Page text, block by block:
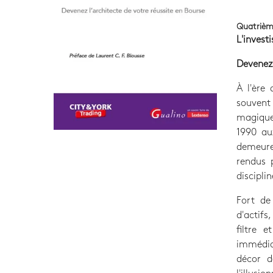
À l'ère
1990
rendus
Fort
d'actifs,
filtre et
décor